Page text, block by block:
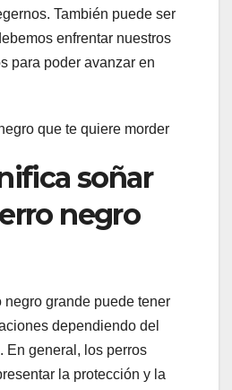
También puede ser
enfrentar nuestros
para poder avanzar en
soñar
negro
negro grande puede tener
dependiendo del
En general, los perros
la protección y la